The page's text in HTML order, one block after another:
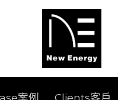
案例 Clients客戶